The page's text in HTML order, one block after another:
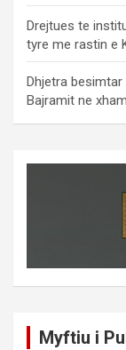
Drejtues te
tyre me rastin e
Dhjetra
Bajramit ne
Myftiu i